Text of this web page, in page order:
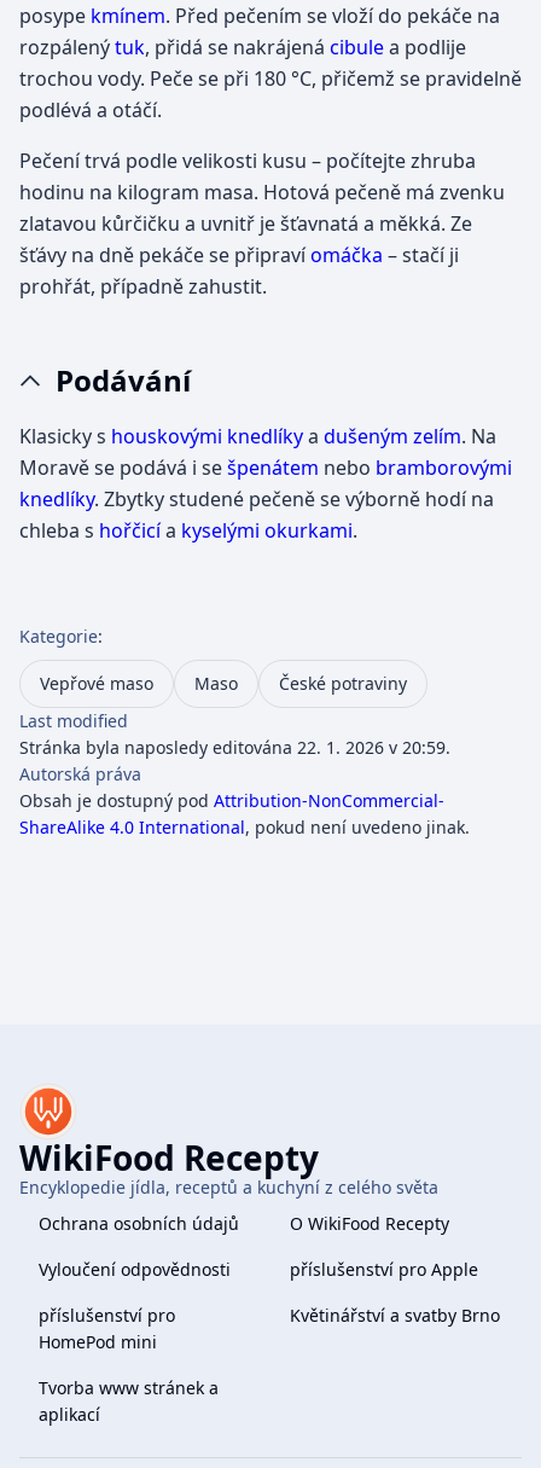
posype kmínem. Před pečením se vloží do pekáče na
rozpálenýtuk, přidá se nakrájená cibulea podlije
trochou vody. Peče se při 180 °C, přičemž se pravidelně
podlévá a otáčí.
Pečení trvá podle velikosti kusu – počítejte zhruba
hodinu na kilogram masa. Hotová pečeně má zvenku
zlatavou kůrčičku a uvnitř je šťavnatá a měkká. Ze
šťávy na dně pekáče se připravíomáčka – stačí ji
prohřát, případně zahustit.
Podávání
Klasicky s houskovými knedlíkya dušeným zelím. Na
Moravě se podává i sešpenátem nebo bramborovými
knedlíky. Zbytky studené pečeně se výborně hodí na
chleba s hořčicía kyselými okurkami.
Kategorie:
Vepřové maso Maso
České potraviny
Last modified
Stránka byla naposledy editována 22. 1. 2026 v 20:59.
Autorská práva
Obsah je dostupný pod Attribution-NonCommercial-
ShareAlike 4.0 International, pokud není uvedeno jinak.
WikiFood Recepty
Encyklopedie jídla, receptů a kuchyní z celého světa
Ochrana osobních údajů
O WikiFood Recepty
Vyloučení odpovědnosti
příslušenství pro Apple
příslušenství pro
HomePod mini
Květinářství a svatby Brno
Tvorba www stránek a
aplikací